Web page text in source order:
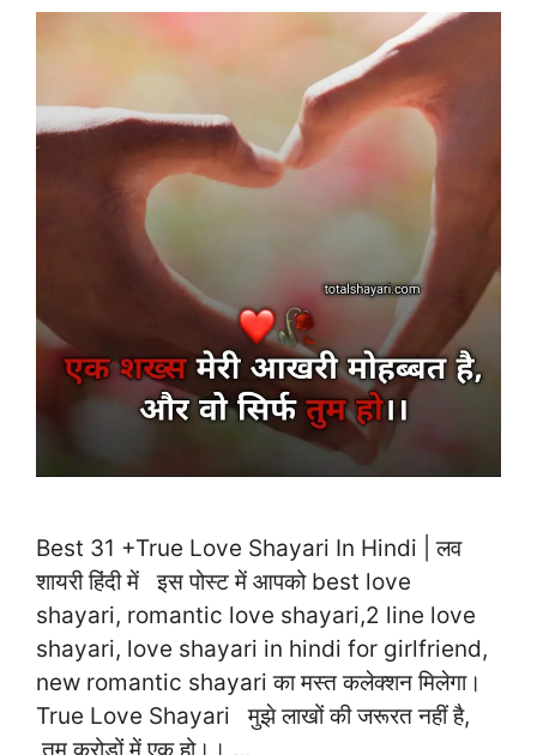
Best 31 +True Love Shayari In Hindi | लव
शायरी हिंदी में इस पोस्ट में आपको best love
shayari, romantic love shayari,2 line love
shayari, love shayari in hindi for girlfriend,
new romantic shayari का मस्त कलेक्शन मिलेगा।
True Love Shayari मुझे लाखों की जरूरत नहीं है,